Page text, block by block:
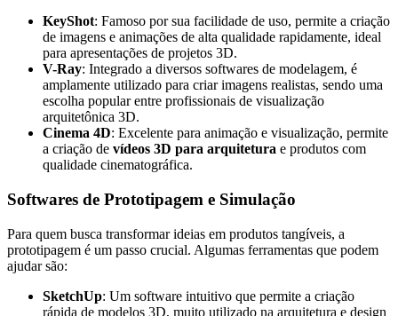
KeyShot: Famoso por sua facilidade de uso, permite a criação
de imagens e animações de alta qualidade rapidamente, ideal
para apresentações de projetos 3D.
V-Ray: Integrado a diversos softwares de modelagem, é
amplamente utilizado para criar imagens realistas, sendo uma
escolha popular entre profissionais de visualização
arquitetônica 3D.
Cinema 4D: Excelente para animação e visualização, permite
a criação de vídeos 3D para arquitetura e produtos com
qualidade cinematográfica.
Softwares de Prototipagem e Simulação
Para quem busca transformar ideias em produtos tangíveis, a
prototipagem é um passo crucial. Algumas ferramentas que podem
ajudar são:
SketchUp: Um software intuitivo que permite a criação
rápida de modelos 3D, muito utilizado na arquitetura e design